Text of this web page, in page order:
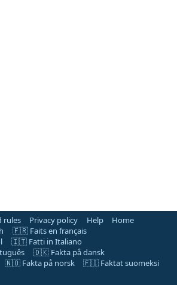
rules Privacy policy Help
Home
🇫🇷 Faits en français
🇮🇹 Fatti in Italiano
🇩🇰 Fakta på dansk
🇳🇴 Fakta på norsk
🇫🇮 Faktat suomeksi